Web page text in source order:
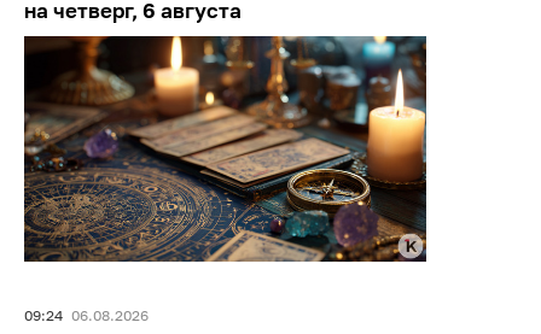
09:24 06.08.2026
на четверг, 6 августа